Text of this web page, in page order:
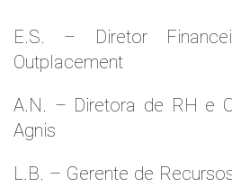
E.S. – Diretor
Outplacement
A.N. – Diretora de RH e
Agnis
L.B. – Gerente de